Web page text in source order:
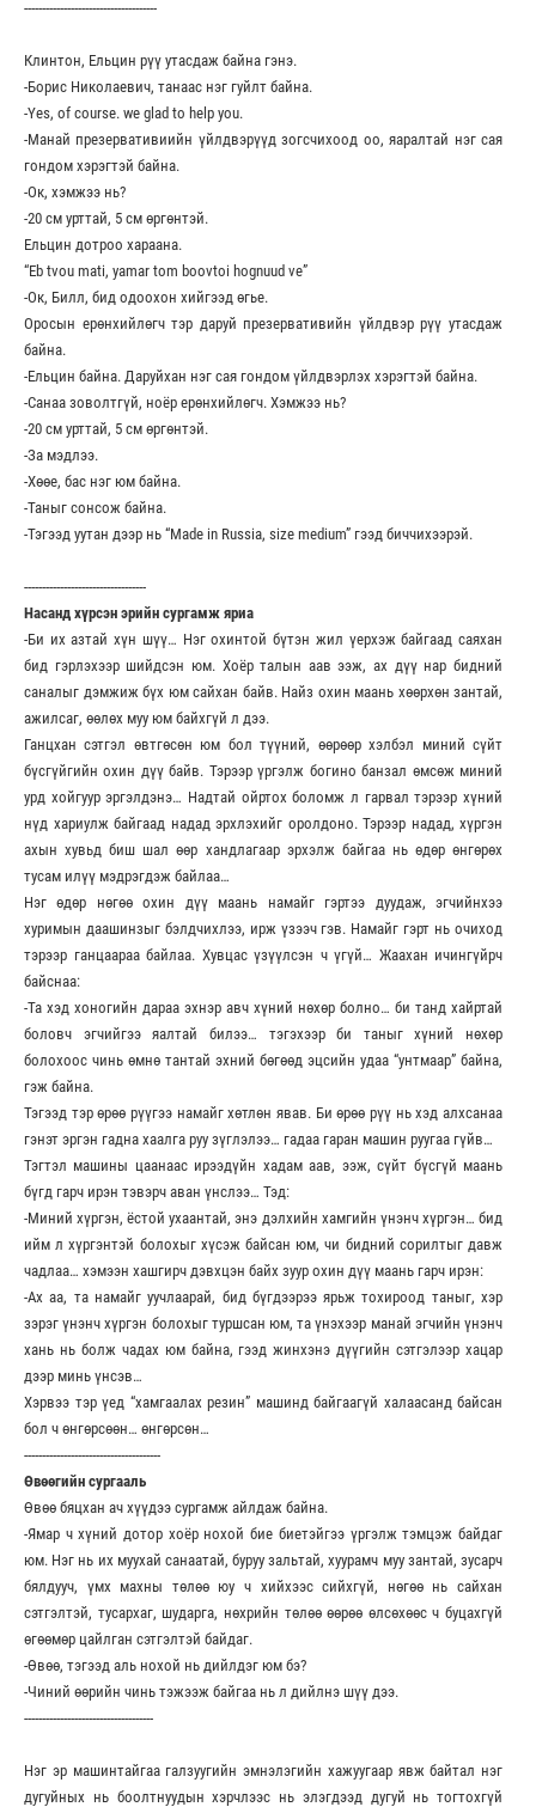
-------------------------------------
Клинтон, Ельцин рүү утасдаж байна гэнэ.
-Борис Николаевич, танаас нэг гуйлт байна.
-Yes, of course. we glad to help you.
-Манай презервативиийн үйлдвэрүүд зогсчихоод оо, яаралтай нэг сая
гондом хэрэгтэй байна.
-Ок, хэмжээ нь?
-20 см урттай, 5 см өргөнтэй.
Ельцин дотроо хараана.
“Eb tvou mati, yamar tom boovtoi hognuud ve”
-Ок, Билл, бид одоохон хийгээд өгье.
Оросын ерөнхийлөгч тэр даруй презервативийн үйлдвэр рүү утасдаж
байна.
-Ельцин байна. Даруйхан нэг сая гондом үйлдвэрлэх хэрэгтэй байна.
-Санаа зоволтгүй, ноёр ерөнхийлөгч. Хэмжээ нь?
-20 см урттай, 5 см өргөнтэй.
-За мэдлээ.
-Хөөе, бас нэг юм байна.
-Таныг сонсож байна.
-Тэгээд уутан дээр нь “Made in Russia, size medium” гээд биччихээрэй.
----------------------------------
Насанд хүрсэн эрийн сургамж яриа
-Би их азтай хүн шүү… Нэг охинтой бүтэн жил үерхэж байгаад саяхан
бид гэрлэхээр шийдсэн юм. Хоёр талын аав ээж, ах дүү нар бидний
саналыг дэмжиж бүх юм сайхан байв. Найз охин маань хөөрхөн зантай,
ажилсаг, өөлөх муу юм байхгүй л дээ.
Ганцхан сэтгэл өвтгөсөн юм бол түүний, өөрөөр хэлбэл миний сүйт
бүсгүйгийн охин дүү байв. Тэрээр үргэлж богино банзал өмсөж миний
урд хойгуур эргэлдэнэ… Надтай ойртох боломж л гарвал тэрээр хүний
нүд хариулж байгаад надад эрхлэхийг оролдоно. Тэрээр надад, хүргэн
ахын хувьд биш шал өөр хандлагаар эрхэлж байгаа нь өдөр өнгөрөх
тусам илүү мэдрэгдэж байлаа…
Нэг өдөр нөгөө охин дүү маань намайг гэртээ дуудаж, эгчийнхээ
хуримын даашинзыг бэлдчихлээ, ирж үзээч гэв. Намайг гэрт нь очиход
тэрээр ганцаараа байлаа. Хувцас үзүүлсэн ч үгүй… Жаахан ичингүйрч
байснаа:
-Та хэд хоногийн дараа эхнэр авч хүний нөхөр болно… би танд хайртай
боловч эгчийгээ яалтай билээ… тэгэхээр би таныг хүний нөхөр
болохоос чинь өмнө тантай эхний бөгөөд эцсийн удаа “унтмаар” байна,
гэж байна.
Тэгээд тэр өрөө рүүгээ намайг хөтлөн явав. Би өрөө рүү нь хэд алхсанаа
гэнэт эргэн гадна хаалга руу зүглэлээ… гадаа гаран машин руугаа гүйв…
Тэгтэл машины цаанаас ирээдүйн хадам аав, ээж, сүйт бүсгүй маань
бүгд гарч ирэн тэвэрч аван үнслээ… Тэд:
-Миний хүргэн, ёстой ухаантай, энэ дэлхийн хамгийн үнэнч хүргэн… бид
ийм л хүргэнтэй болохыг хүсэж байсан юм, чи бидний сорилтыг давж
чадлаа… хэмээн хашгирч дэвхцэн байх зуур охин дүү маань гарч ирэн:
-Ах аа, та намайг уучлаарай, бид бүгдээрээ ярьж тохироод таныг, хэр
зэрэг үнэнч хүргэн болохыг туршсан юм, та үнэхээр манай эгчийн үнэнч
хань нь болж чадах юм байна, гээд жинхэнэ дүүгийн сэтгэлээр хацар
дээр минь үнсэв…
Хэрвээ тэр үед “хамгаалах резин” машинд байгаагүй халаасанд байсан
бол ч өнгөрсөөн… өнгөрсөн…
--------------------------------------
Өвөөгийн сургааль
Өвөө бяцхан ач хүүдээ сургамж айлдаж байна.
-Ямар ч хүний дотор хоёр нохой бие биетэйгээ үргэлж тэмцэж байдаг
юм. Нэг нь их муухай санаатай, буруу зальтай, хуурамч муу зантай, зусарч
бялдууч, үмх махны төлөө юу ч хийхээс сийхгүй, нөгөө нь сайхан
сэтгэлтэй, тусархаг, шударга, нөхрийн төлөө өөрөө өлсөхөөс ч буцахгүй
өгөөмөр цайлган сэтгэлтэй байдаг.
-Өвөө, тэгээд аль нохой нь дийлдэг юм бэ?
-Чиний өөрийн чинь тэжээж байгаа нь л дийлнэ шүү дээ.
------------------------------------
Нэг эр машинтайгаа галзуугийн эмнэлэгийн хажуугаар явж байтал нэг
дугуйных нь боолтнуудын хэрчлээс нь элэгдээд дугуй нь тогтохгүй